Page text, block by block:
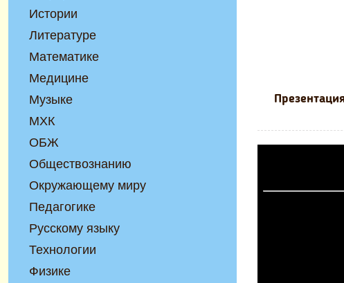
Истории
Литературе
Математике
Медицине
Музыке
МХК
ОБЖ
Обществознанию
Окружающему миру
Педагогике
Русскому языку
Технологии
Физике